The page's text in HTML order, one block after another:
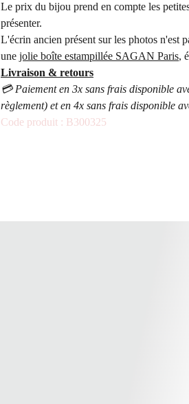
Le prix du bijou prend en compte les
présenter.
L'écrin ancien présent sur les photos n'est
une jolie boîte estampillée SAGAN Paris,
Livraison & retours
💳 Paiement en 3x sans frais disponible
règlement) et en 4x sans frais disponible
Code produit : B300325